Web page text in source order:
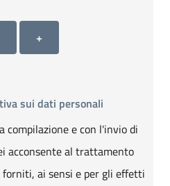
3Allegato 4
+
sui dati personali
compilazione e con l'invio di
acconsente al trattamento
ai sensi e per gli effetti